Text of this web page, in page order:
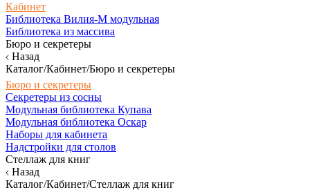
Кабинет
Библиотека Вилия-М модульная
Библиотека из массива
Бюро и секретеры
Назад
Каталог/Кабинет/Бюро и секретеры
Бюро и секретеры
Секретеры из сосны
Модульная библиотека Купава
Модульная библиотека Оскар
Наборы для кабинета
Надстройки для столов
Стеллаж для книг
Назад
Каталог/Кабинет/Стеллаж для книг